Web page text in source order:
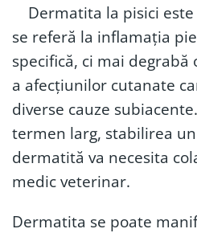
Dermatita la pisici
se referă la inflamația
specifică, ci mai degrabă
a afecțiunilor cutanate
diverse cauze
termen larg, stabilirea
dermatită va necesita
medic veterinar.
Dermatita se poate